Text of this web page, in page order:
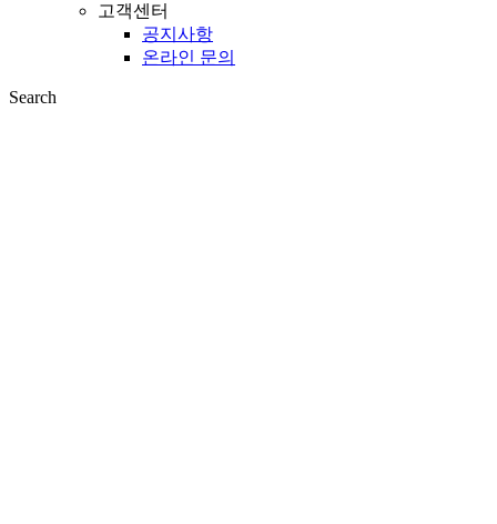
고객센터
공지사항
온라인 문의
Search